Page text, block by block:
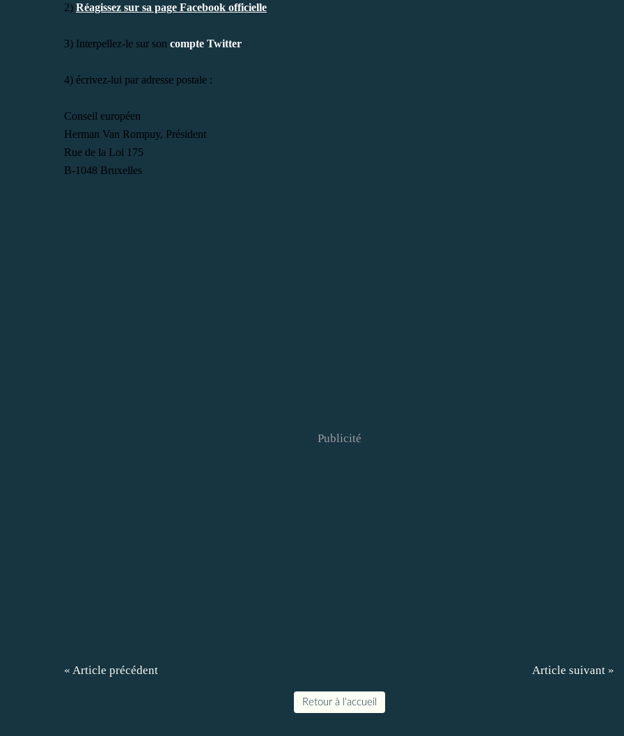
2) Réagissez sur sa page Facebook officielle
3) Interpellez-le sur son compte Twitter
4) écrivez-lui par adresse postale :
Conseil européen
Herman Van Rompuy, Président
Rue de la Loi 175
B-1048 Bruxelles
Publicité
« Article précédent Article suivant »
Retour à l'accueil